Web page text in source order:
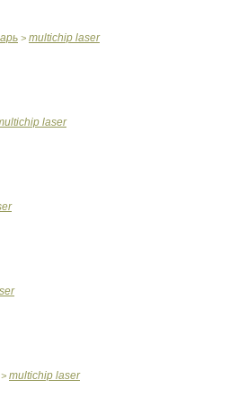
> multichip laser
laser
> multichip laser